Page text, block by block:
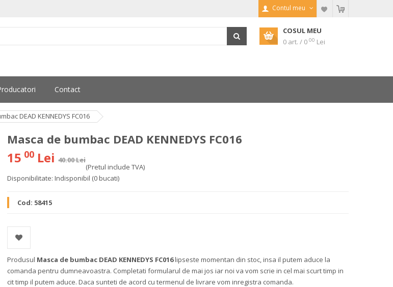
Contul meu
COSUL MEU
0 art. / 0 00 Lei
Contact
DEAD KENNEDYS FC016
Masca de bumbac DEAD KENNEDYS FC016
15 00 Lei 40.00 Lei
(Pretul include TVA)
Disponibilitate: Indisponibil (0 bucati)
Cod: 58415
Produsul Masca de bumbac DEAD KENNEDYS FC016lipseste momentan din stoc, insa il putem aduce la
comanda pentru dumneavoastra. Completati formularul de mai jos iar noi va vom scrie in cel mai scurt timp in
cit timp il putem aduce. Daca sunteti de acord cu termenul de livrare vom inregistra comanda.